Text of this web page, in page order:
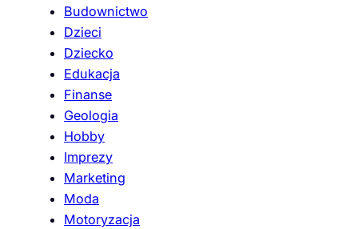
Budownictwo
Dzieci
Dziecko
Edukacja
Finanse
Geologia
Hobby
Imprezy
Marketing
Moda
Motoryzacja